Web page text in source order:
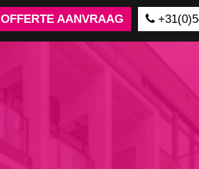
OFFERTE AANVRAAG